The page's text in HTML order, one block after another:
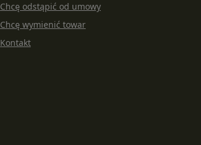
Chcę odstąpić od umowy
Chcę wymienić towar
Kontakt